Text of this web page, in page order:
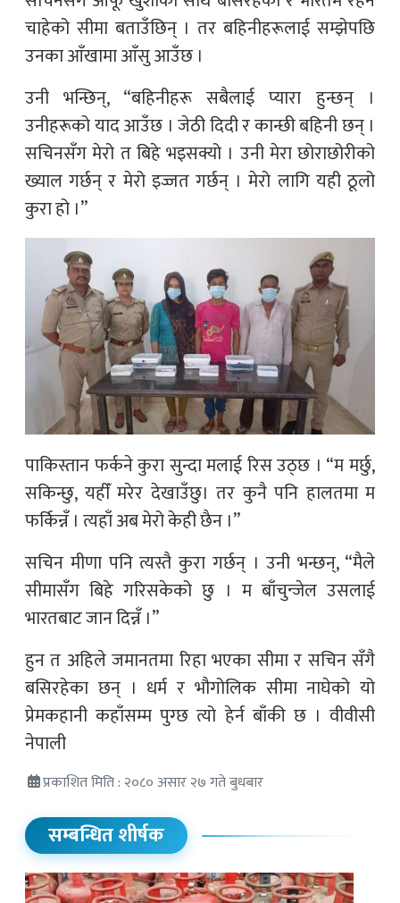
चाहेको सीमा बताउँछिन् । तर बहिनीहरूलाई सम्झेपछि
उनका आँखामा आँसु आउँछ ।
उनी भन्छिन्, “बहिनीहरू सबैलाई प्यारा हुन्छन् ।
उनीहरूको याद आउँछ । जेठी दिदी र कान्छी बहिनी छन् ।
सचिनसँग मेरो त बिहे भइसक्यो । उनी मेरा छोराछोरीको
ख्याल गर्छन् र मेरो इज्जत गर्छन् । मेरो लागि यही ठूलो
कुरा हो ।”
पाकिस्तान फर्कने कुरा सुन्दा मलाई रिस उठ्छ । “म मर्छु,
सकिन्छु, यहीँ मरेर देखाउँछु। तर कुनै पनि हालतमा म
फर्किन्नँ । त्यहाँ अब मेरो केही छैन ।”
सचिन मीणा पनि त्यस्तै कुरा गर्छन् । उनी भन्छन्, “मैले
सीमासँग बिहे गरिसकेको छु । म बाँचुन्जेल उसलाई
भारतबाट जान दिन्नँ ।”
हुन त अहिले जमानतमा रिहा भएका सीमा र सचिन सँगै
बसिरहेका छन् । धर्म र भौगोलिक सीमा नाघेको यो
प्रेमकहानी कहाँसम्म पुग्छ त्यो हेर्न बाँकी छ । वीवीसी
नेपाली
प्रकाशित मिति : २०८० असार २७ गते बुधबार
सम्बन्धित शीर्षक